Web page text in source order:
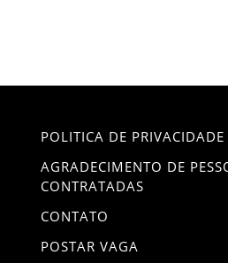
POLITICA DE PRIVACIDADE
AGRADECIMENTO DE
CONTRATADAS
CONTATO
POSTAR VAGA